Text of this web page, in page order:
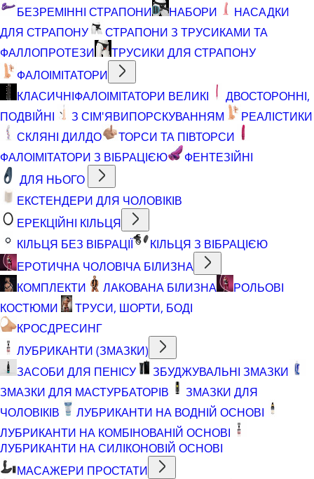
БЕЗРЕМІННІ СТРАПОНИ НАБОРИ
НАСАДКИ
ДЛЯ СТРАПОНУ
СТРАПОНИ З ТРУСИКАМИ ТА
ФАЛЛОПРОТЕЗИ
ТРУСИКИ ДЛЯ СТРАПОНУ
ФАЛОІМІТАТОРИ
КЛАСИЧНІФАЛОІМІТАТОРИ ВЕЛИКІ
ДВОСТОРОННІ,
ПОДВІЙНІ
З СІМ'ЯВИПОРСКУВАННЯМ
РЕАЛІСТИКИ
СКЛЯНІ ДИЛДО
ТОРСИ ТА ПІВТОРСИ
ФАЛОІМІТАТОРИ З ВІБРАЦІЄЮ
ФЕНТЕЗІЙНІ
ДЛЯ НЬОГО
ЕКСТЕНДЕРИ ДЛЯ ЧОЛОВІКІВ
ЕРЕКЦІЙНІ КІЛЬЦЯ
КІЛЬЦЯ БЕЗ ВІБРАЦІЇ
КІЛЬЦЯ З ВІБРАЦІЄЮ
ЕРОТИЧНА ЧОЛОВІЧА БІЛИЗНА
КОМПЛЕКТИ
ЛАКОВАНА БІЛИЗНА
РОЛЬОВІ
КОСТЮМИ
ТРУСИ, ШОРТИ, БОДІ
КРОСДРЕСИНГ
ЛУБРИКАНТИ (ЗМАЗКИ)
ЗАСОБИ ДЛЯ ПЕНІСУ
ЗБУДЖУВАЛЬНІ ЗМАЗКИ
ЗМАЗКИ ДЛЯ МАСТУРБАТОРІВ
ЗМАЗКИ ДЛЯ
ЧОЛОВІКІВ
ЛУБРИКАНТИ НА ВОДНІЙ ОСНОВІ
ЛУБРИКАНТИ НА КОМБІНОВАНІЙ ОСНОВІ
ЛУБРИКАНТИ НА СИЛІКОНОВІЙ ОСНОВІ
МАСАЖЕРИ ПРОСТАТИ